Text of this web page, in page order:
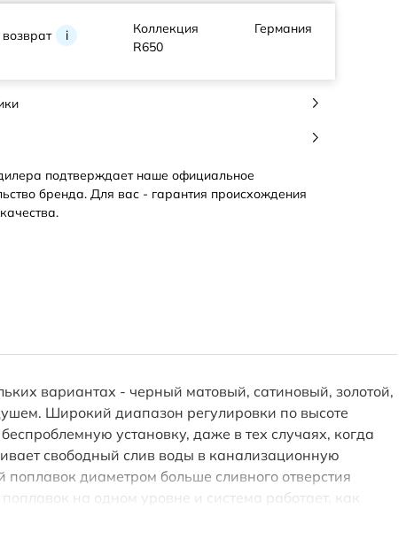
i
Коллекция
R650
Германия
подтверждает наше официальное
бренда. Для вас - гарантия происхождения
вариантах - черный матовый, сатиновый, золотой,
Широкий диапазон регулировки по высоте
установку, даже в тех случаях, когда
свободный слив воды в канализационную
диаметром больше сливного отверстия
на одном уровне и система работает, как
сливное отверстие. Диаметр сливной трубы: 40 мм.